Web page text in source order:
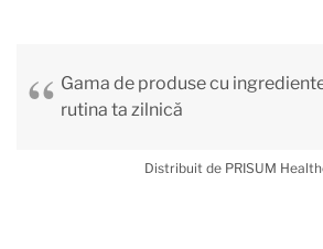
Gama de produse cu
rutina ta zilnică
Distribuit de PRISUM